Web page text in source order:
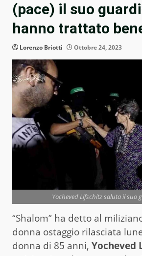
(pace) il suo
hanno trattato
Lorenzo Briotti Ottobre 24, 2023
Yocheved Lifschitz saluta il suo
“Shalom” ha detto al
donna ostaggio rilasciata
donna di 85 anni, Yocheved